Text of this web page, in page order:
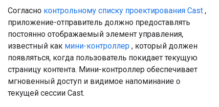
Согласно контрольному списку проектирования Cast ,
приложение-отправитель должно предоставлять
постоянно отображаемый элемент управления,
известный как мини-контроллер , который должен
появляться, когда пользователь покидает текущую
страницу контента. Мини-контроллер обеспечивает
мгновенный доступ и видимое напоминание о
текущей сессии Cast.